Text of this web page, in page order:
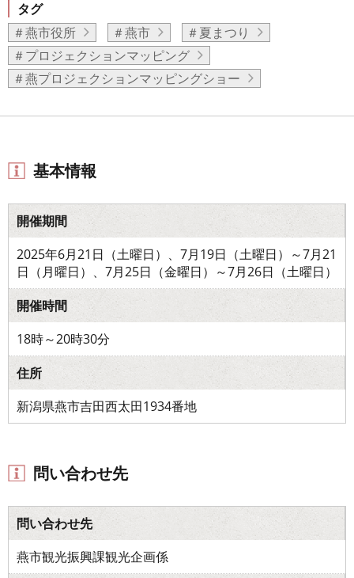
タグ
＃燕市役所
＃燕市
＃夏まつり
＃プロジェクションマッピング
＃燕プロジェクションマッピングショー
基本情報
開催期間
2025年6月21日（土曜日）、7月19日（土曜日）～7月21
日（月曜日）、7月25日（金曜日）～7月26日（土曜日）
開催時間
18時～20時30分
住所
新潟県燕市吉田西太田1934番地
問い合わせ先
問い合わせ先
燕市観光振興課観光企画係